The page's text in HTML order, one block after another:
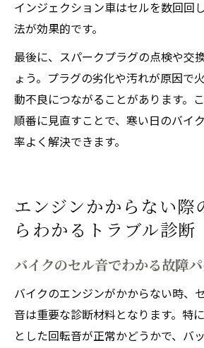
インジェクション車はセルを数回回
法が効果的です。
最後に、スパークプラグの点検や交
ょう。プラグの劣化や汚れが原因で
動不良につながることがあります。
順番に見直すことで、寒い日のバイ
率よく解決できます。
エンジンかからない際
らわかるトラブル診断
バイクのセル音でわかる故障
バイクのエンジンがかからない時、
音は重要な診断材料となります。特
とした回転音が正常かどうかで、バ